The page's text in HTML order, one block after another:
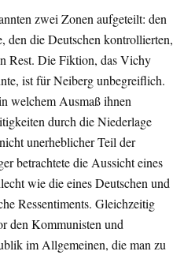
zwei Zonen aufgeteilt: den
den die Deutschen kontrollierten,
Rest. Die Fiktion, das Vichy
ist für Neiberg unbegreiflich.
welchem Ausmaß ihnen
durch die Niederlage
unerheblicher Teil der
betrachtete die Aussicht eines
wie die eines Deutschen und
Ressentiments. Gleichzeitig
den Kommunisten und
im Allgemeinen, die man zu